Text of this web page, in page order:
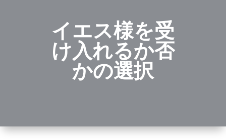
イエス様を受
け入れるか否
かの選択